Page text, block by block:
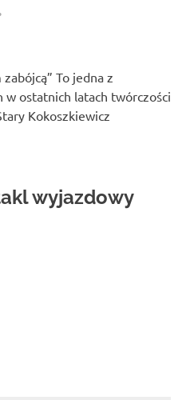
To jedna z
w ostatnich latach twórczości
Kokoszkiewicz
wyjazdowy